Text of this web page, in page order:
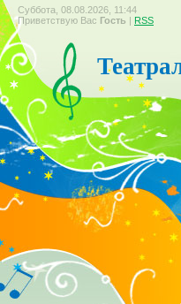
Суббота, 08.08.2026, 11:44
Приветствую Вас Гость | RSS